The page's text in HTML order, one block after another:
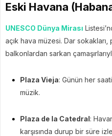
Eski Havana
UNESCO Dünya Mirası
açık hava müzesi. Dar
balkonlardan sarkan
Plaza Vieja: Günün her
müzik.
Plaza de la Catedral:
karşısında durup bir süre